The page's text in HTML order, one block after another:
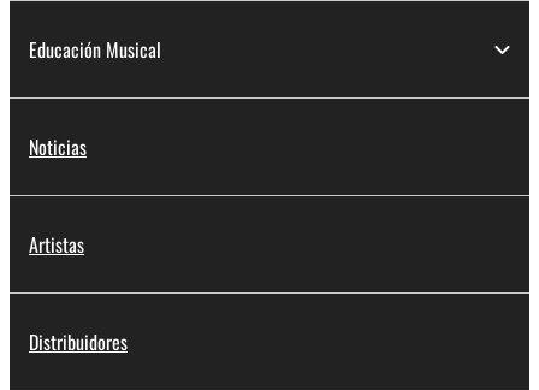
Educación Musical
Noticias
Artistas
Distribuidores